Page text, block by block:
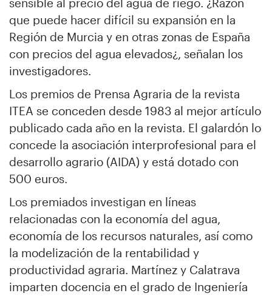
que puede hacer difícil su expansión en la
Región de Murcia y en otras zonas de España
con precios del agua elevados¿, señalan los
investigadores.
Los premios de Prensa Agraria de la revista
ITEA se conceden desde 1983 al mejor artículo
publicado cada año en la revista. El galardón lo
concede la asociación interprofesional para el
desarrollo agrario (AIDA) y está dotado con
500 euros.
Los premiados investigan en líneas
relacionadas con la economía del agua,
economía de los recursos naturales, así como
la modelización de la rentabilidad y
productividad agraria. Martínez y Calatrava
imparten docencia en el grado de Ingeniería